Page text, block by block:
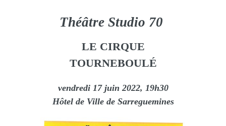
Théâtre Studio 70
LE CIRQUE
TOURNEBOULÉ
vendredi 17 juin 2022, 19h30
Hôtel de Ville de Sarreguemines